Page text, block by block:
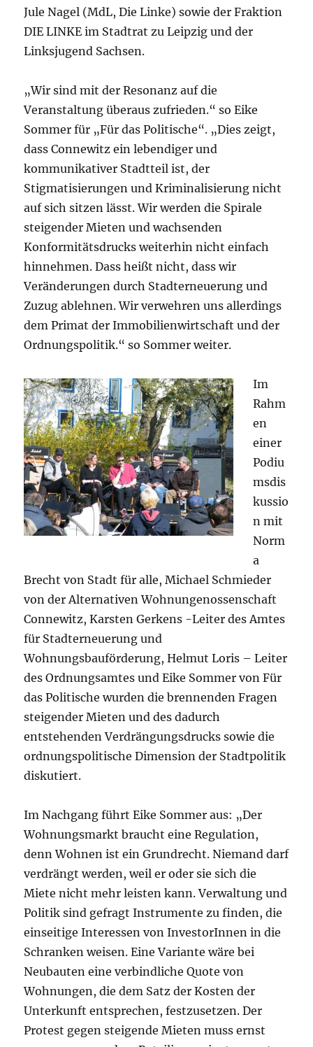
Jule Nagel (MdL, Die Linke) sowie der Fraktion
DIE LINKE im Stadtrat zu Leipzig und der
Linksjugend Sachsen.
„Wir sind mit der Resonanz auf die
Veranstaltung überaus zufrieden.“ so Eike
Sommer für „Für das Politische“. „Dies zeigt,
dass Connewitz ein lebendiger und
kommunikativer Stadtteil ist, der
Stigmatisierungen und Kriminalisierung nicht
auf sich sitzen lässt. Wir werden die Spirale
steigender Mieten und wachsenden
Konformitätsdrucks weiterhin nicht einfach
hinnehmen. Dass heißt nicht, dass wir
Veränderungen durch Stadterneuerung und
Zuzug ablehnen. Wir verwehren uns allerdings
dem Primat der Immobilienwirtschaft und der
Ordnungspolitik.“ so Sommer weiter.
Im
Rahm
en
einer
Podiu
msdis
kussio
n mit
Norm
a
Brecht von Stadt für alle, Michael Schmieder
von der Alternativen Wohnungenossenschaft
Connewitz, Karsten Gerkens -Leiter des Amtes
für Stadterneuerung und
Wohnungsbauförderung, Helmut Loris – Leiter
des Ordnungsamtes und Eike Sommer von Für
das Politische wurden die brennenden Fragen
steigender Mieten und des dadurch
entstehenden Verdrängungsdrucks sowie die
ordnungspolitische Dimension der Stadtpolitik
diskutiert.
Im Nachgang führt Eike Sommer aus: „Der
Wohnungsmarkt braucht eine Regulation,
denn Wohnen ist ein Grundrecht. Niemand darf
verdrängt werden, weil er oder sie sich die
Miete nicht mehr leisten kann. Verwaltung und
Politik sind gefragt Instrumente zu finden, die
einseitige Interessen von InvestorInnen in die
Schranken weisen. Eine Variante wäre bei
Neubauten eine verbindliche Quote von
Wohnungen, die dem Satz der Kosten der
Unterkunft entsprechen, festzusetzen. Der
Protest gegen steigende Mieten muss ernst